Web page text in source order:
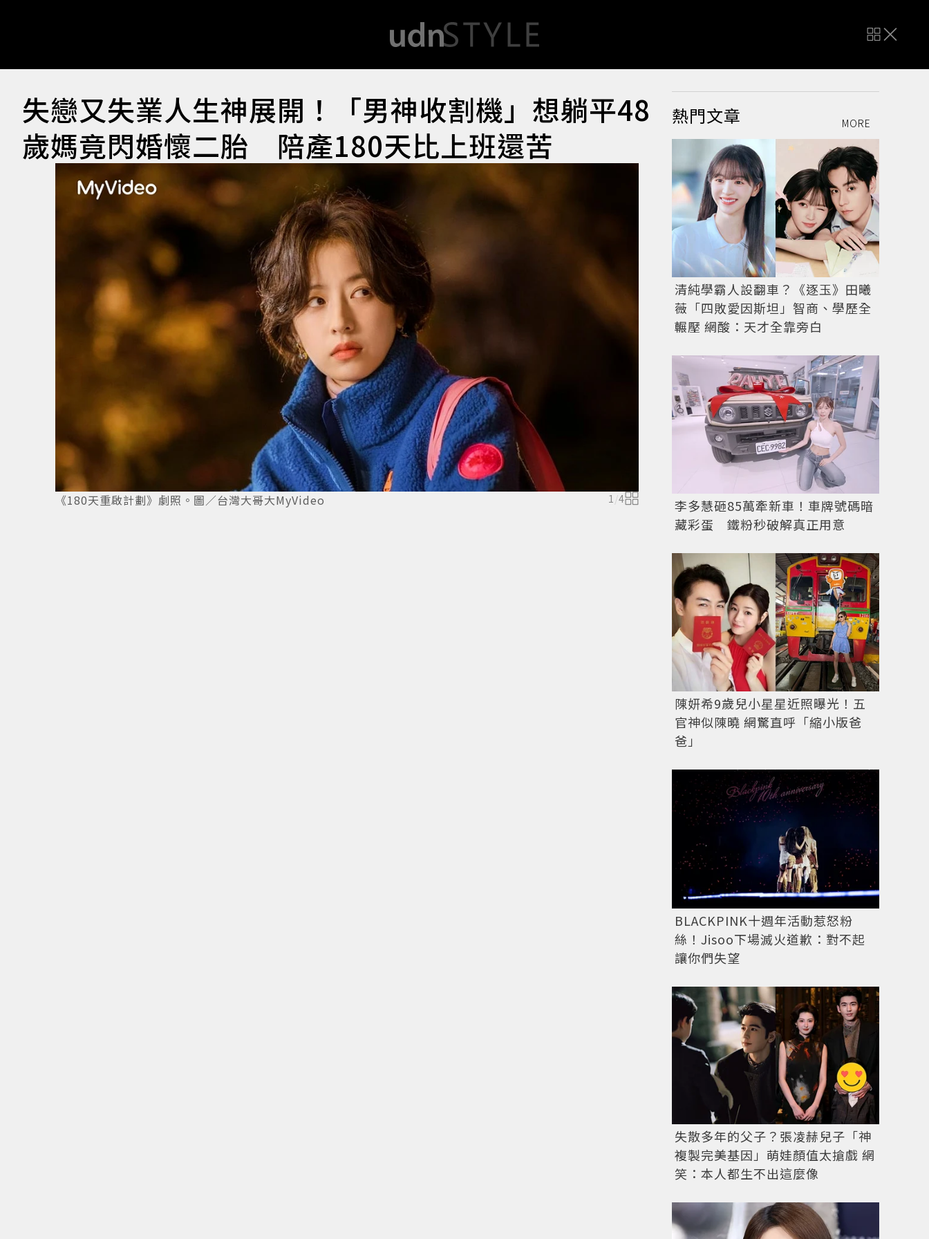
失戀又失業人生神展開！「男神收割機」想躺平48
歲媽竟閃婚懷二胎 陪產180天比上班還苦
《180天重啟計劃》劇照。圖／台灣大哥大MyVideo 1 /4 《180天重啟計劃》劇照。圖／台灣大哥大MyVideo
熱門文章 MORE
清純學霸人設翻車？《逐玉》田曦
薇「四敗愛因斯坦」智商、學歷全
輾壓 網酸：天才全靠旁白
李多慧砸85萬牽新車！車牌號碼暗
藏彩蛋 鐵粉秒破解真正用意
陳妍希9歲兒小星星近照曝光！五
官神似陳曉 網驚直呼「縮小版爸
爸」
BLACKPINK十週年活動惹怒粉
絲！Jisoo下場滅火道歉：對不起
讓你們失望
失散多年的父子？張凌赫兒子「神
複製完美基因」萌娃顏值太搶戲 網
笑：本人都生不出這麼像